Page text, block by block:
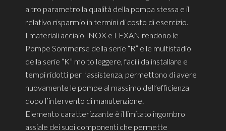
altro parametro la qualità della pompa stessa e il
relativo risparmio in termini di costo di esercizio.
I materiali acciaio INOX e LEXAN rendono le
Pompe Sommerse della serie “R” e le multistadio
della serie “K” molto leggere, facili da installare e
tempi ridotti per l’assistenza, permettono di avere
nuovamente le pompe al massimo dell’efficienza
dopo l’intervento di manutenzione.
Elemento caratterizzante è il limitato ingombro
assiale dei suoi componenti che permette